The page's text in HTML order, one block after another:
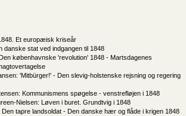
Et europæisk kriseår
danske stat ved indgangen til 1848
københavnske 'revolution' 1848 - Martsdagenes
'Mitbürger!' - Den slevig-holstenske rejsning og regering
Kommunismens spøgelse - venstrefløjen i 1848
Nielsen: Løven i buret. Grundtvig i 1848
tapre landsoldat - Den danske hær og flåde i krigen 1848